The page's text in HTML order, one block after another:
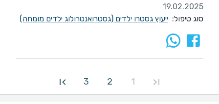
19.02.2025
סוג טיפול: ייעוץ גסטרו ילדים (גסטרואנטרולוג ילדים מומחה)
1
2
3